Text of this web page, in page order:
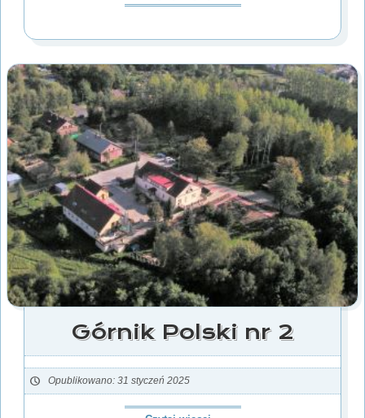
Górnik Polski nr 2
Opublikowano: 31 styczeń 2025